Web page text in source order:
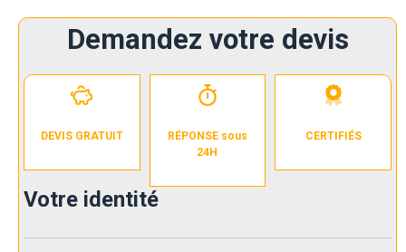
Demandez votre devis
DEVIS GRATUIT
RÉPONSE sous
24H
CERTIFIÉS
Votre identité